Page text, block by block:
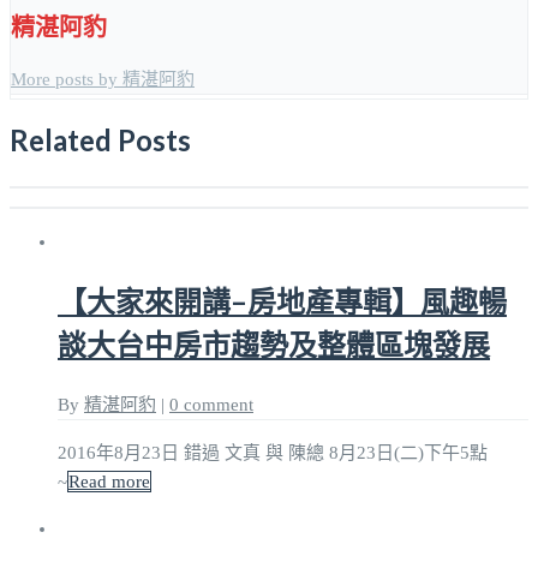
精湛阿豹
More posts by 精湛阿豹
Related Posts
【大家來開講–房地產專輯】風趣暢
談大台中房市趨勢及整體區塊發展
By 精湛阿豹 | 0 comment
2016年8月23日 錯過 文真 與 陳總 8月23日(二)下午5點
~Read more